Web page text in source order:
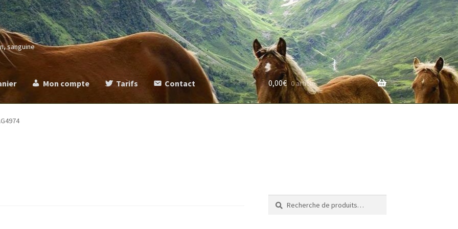
sanguine
Mon compte Tarifs Contact
Commande
0,00€ 0 article
Recherche
pour :
Recherche